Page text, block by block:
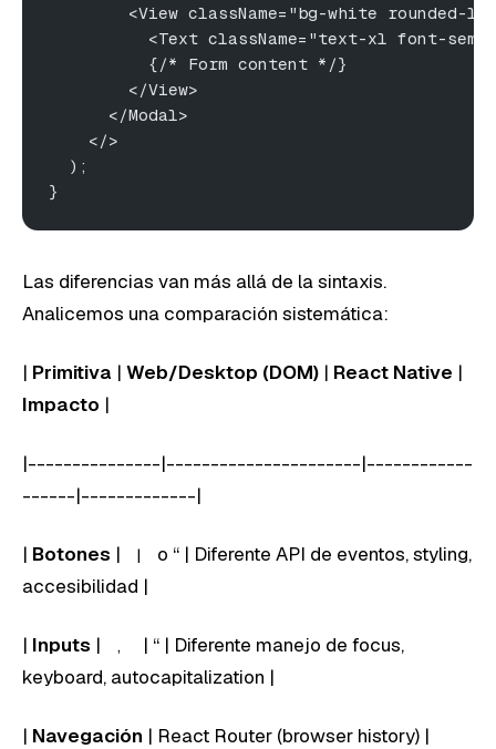
<View className="bg-white rounded-lg
<Text className="text-xl font-
          {/* Form content */}
        </View>
      </Modal>
    </>
  );
}
Las diferencias van más allá de la sintaxis.
Analicemos una comparación sistemática:
| Primitiva | Web/Desktop (DOM) | React Native |
Impacto |
|---------------|----------------------|------------
------|-------------|
| Botones | |
o “ | Diferente API de eventos, styling,
accesibilidad |
| Inputs | ,
| “ | Diferente manejo de focus,
keyboard, autocapitalization |
| Navegación | React Router (browser history) |